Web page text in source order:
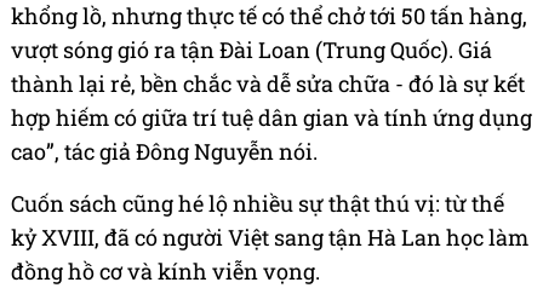
khổng lồ, nhưng thực tế có thể chở tới 50 tấn hàng,
vượt sóng gió ra tận Đài Loan (Trung Quốc). Giá
thành lại rẻ, bền chắc và dễ sửa chữa - đó là sự kết
hợp hiếm có giữa trí tuệ dân gian và tính ứng dụng
cao”, tác giả Đông Nguyễn nói.
Cuốn sách cũng hé lộ nhiều sự thật thú vị: từ thế
kỷ XVIII, đã có người Việt sang tận Hà Lan học làm
đồng hồ cơ và kính viễn vọng.